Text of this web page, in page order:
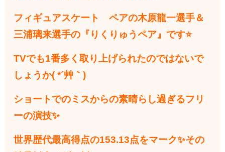
フィギュアスケート ペアの木原龍一選手＆
三浦璃来選手の『りくりゅうペア』です⭐
TVでも1番多く取り上げられたのではないで
しょうか( *´艸｀)
ショートでのミスからの素晴らし過ぎるフリ
ーの演技✨
世界歴代最高得点の153.13点をマーク✨その